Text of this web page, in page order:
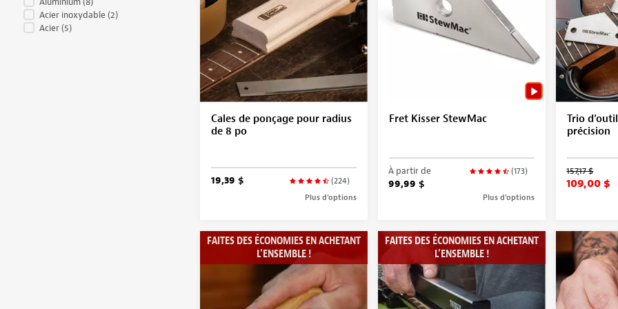
Acier inoxydable(2)
Acier(5)
Cales de ponçage pour radius
de 8 po
(224)
19,39 $
Plus d’options
Fret Kisser StewMac
(173)
À partir de
99,99 $
Plus d’options
Trio
précision
157,17 $
109,00 $
FAITES DES ÉCONOMIES EN ACHETANT
L’ENSEMBLE !
FAITES DES ÉCONOMIES EN ACHETANT
L’ENSEMBLE !